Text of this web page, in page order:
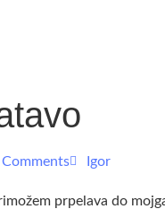
Igor
prpelava do